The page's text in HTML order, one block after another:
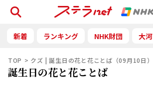
検索
新着 ランキング NHK財団 大河
TOP クズ | 誕生日の花と花ことば（09月10日）
誕生日の花と花ことば